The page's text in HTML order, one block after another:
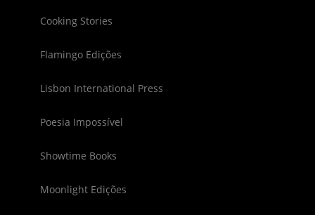
Cooking Stories
Flamingo Edições
Lisbon International Press
Poesia Impossível
Showtime Books
Moonlight Edições